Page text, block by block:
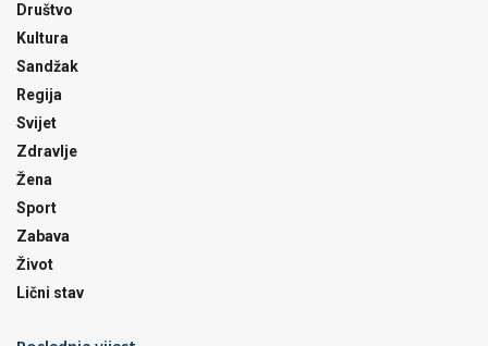
Društvo
Kultura
Sandžak
Regija
Svijet
Zdravlje
Žena
Sport
Zabava
Život
Lični stav